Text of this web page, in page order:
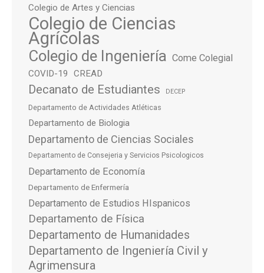
Colegio de Artes y Ciencias
Colegio de Ciencias
Agrícolas
Colegio de Ingeniería Come Colegial
COVID-19 CREAD
Decanato de Estudiantes DECEP
Departamento de Actividades Atléticas
Departamento de Biologia
Departamento de Ciencias Sociales
Departamento de Consejeria y Servicios Psicologicos
Departamento de Economía
Departamento de Enfermería
Departamento de Estudios HIspanicos
Departamento de Física
Departamento de Humanidades
Departamento de Ingeniería Civil y
Agrimensura